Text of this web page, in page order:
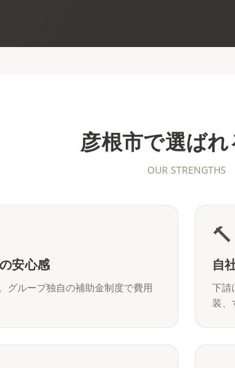
彦根市で選ばれ
OUR STRENGTHS
安心感
グループ独自の補助金制度で費用
🔨
自
下請
装、